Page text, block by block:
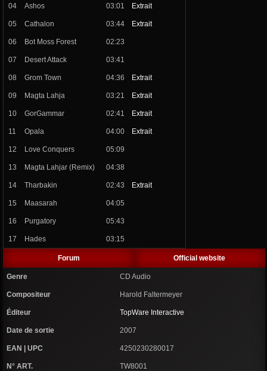
04 Ashos 03:01 Extrait
05 Cathalon 03:44 Extrait
06 Bot Moss Forest 02:23
07 Desert Attack 03:41
08 Grom Town 04:36 Extrait
09 Magta Lahja 03:21 Extrait
10 GorGammar 02:41 Extrait
11 Opala 04:00 Extrait
12 Love Conquers 05:09
13 Magta Lahjar (Remix) 04:38
14 Tharbakin 02:43 Extrait
15 Maasarah 04:05
16 Purgatory 05:43
17 Hades 03:15
Forum Official website
Genre CD Audio
Compositeur Harold Faltermeyer
Éditeur TopWare Interactive
Date de sortie 2007
EAN | UPC 4250230280017
N° ART. TW8001